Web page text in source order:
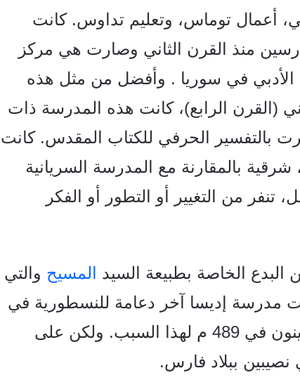
أعمال توماس، وتعليم تداوس. كانت
منذ القرن الثاني وصارت هي مركز
الأدبي في سوريا . وأفضل من مثل هذه
(القرن الرابع)، كانت هذه المدرسة ذات
بالتفسير الحرفي للكتاب المقدس. كانت
شرقية بالمقارنة مع المدرسة السريانية
تنفر من التغيير أو التطور أو الفكر
الخاصة بطبيعة السيد المسيح والتي
مدرسة إديسا آخر دعامة للنسطورية في
الإمبراطورية، وقد اغلقها الإمبراطور زينون في 489 م لهذا السبب. ولكن على
ببلاد فارس.